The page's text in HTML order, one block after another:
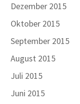
Dezember 2015
Oktober 2015
September 2015
August 2015
Juli 2015
Juni 2015